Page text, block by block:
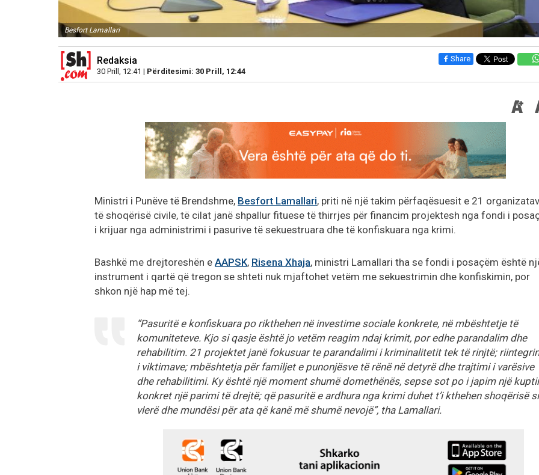
Besfort Lamallari
Redaksia
30 Prill, 12:41 | Përditesimi: 30 Prill, 12:44
Share
Ministri i Punëve të Brendshme, Besfort Lamallari, priti në një takim përfaqësuesit e 21
të shoqërisë civile, të cilat janë shpallur fituese të thirrjes për financim projektesh nga fondi i
i krijuar nga administrimi i pasurive të sekuestruara dhe të konfiskuara nga krimi.
Bashkë me drejtoreshën e AAPSK, Risena Xhaja, ministri Lamallari tha se fondi i posaçëm është
instrument i qartë që tregon se shteti nuk mjaftohet vetëm me sekuestrimin dhe konfiskimin, por
shkon një hap më tej.
“Pasuritë e konfiskuara po rikthehen në investime sociale konkrete, në mbështetje të
komuniteteve. Kjo si qasje është jo vetëm reagim ndaj krimit, por edhe parandalim dhe
rehabilitim. 21 projektet janë fokusuar te parandalimi i kriminalitetit tek të rinjtë;
i viktimave; mbështetja për familjet e punonjësve të rënë në detyrë dhe trajtimi i varësive
dhe rehabilitimi. Ky është një moment shumë domethënës, sepse sot po i japim një
konkret një parimi të drejtë; që pasuritë e ardhura nga krimi duhet t’i kthehen shoqërisë si
vlerë dhe mundësi për ata që kanë më shumë nevojë”, tha Lamallari.